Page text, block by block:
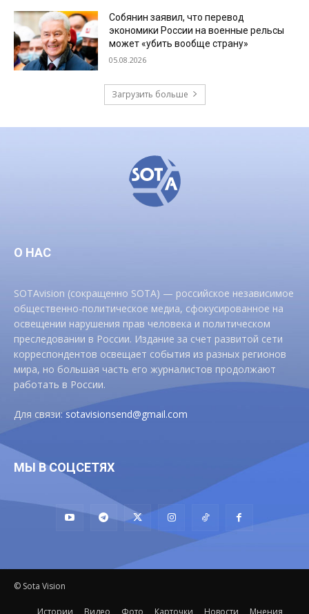
Собянин заявил, что перевод
экономики России на военные рельсы
может «убить вообще страну»
05.08.2026
Загрузить больше
О НАС
SOTAvision (сокращенно SOTA) — российское независимое
общественно-политическое медиа, сфокусированное на
освещении нарушения прав человека и политическом
преследовании в России. Издание за счет развитой сети
корреспондентов освещает события из разных регионов
мира, но большая часть его журналистов продолжают
работать в России.
Для связи:sotavisionsend@gmail.com
МЫ В СОЦСЕТЯХ
© Sota Vision
Истории Видео Фото Карточки Новости Мнения